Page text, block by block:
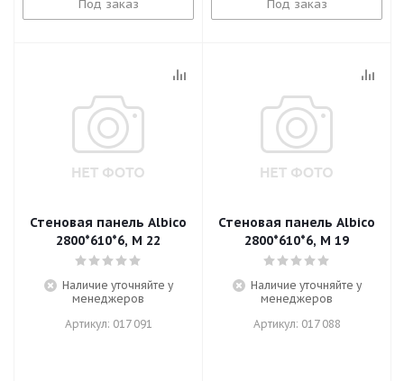
Под заказ Под заказ
Стеновая панель Albico
2800*610*6, M 22
Наличие уточняйте у
менеджеров
Артикул: 017 091
Стеновая панель Albico
2800*610*6, M 19
Наличие уточняйте у
менеджеров
Артикул: 017 088